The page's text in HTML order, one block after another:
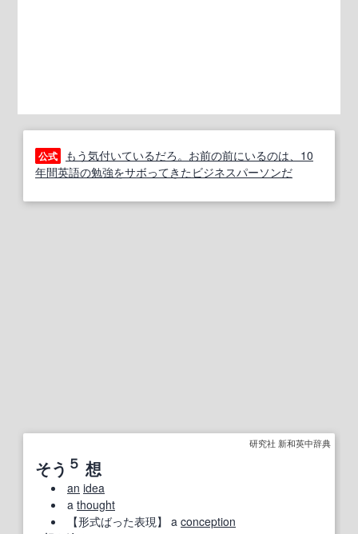
公式
もう気付いているだろ。お前の前にいるのは、10
年間英語の勉強をサボってきたビジネスパーソンだ
研究社 新和英中辞典
そう ５ 想
an idea
a thought
【形式ばった表現】 a conception